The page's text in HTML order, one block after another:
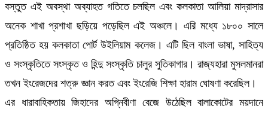
বস্তুত এই অবস্থা অব্যাহত গতিতে চলছিল এবং কলকাতা আলিয়া মাদ্রাসার
অনেক শাখা প্রশাখা ছড়িয়ে পড়েছিল এই অঞ্চলে। এরি মধ্যে ১৮০০ সালে
প্রতিষ্ঠিত হয় কলকাতা পোর্ট উইলিয়াম কলেজ। এটি ছিল বাংলা ভাষা, সাহিত্য
ও সংস্কৃতিতে সংস্কৃত ও হিন্দু সংস্কৃতি চালুর সুতিকাগার। রাজ্যহারা মুসলমানরা
তখন ইংরেজদের শত্রু জ্ঞান করত এবং ইংরেজি শিক্ষা হারাম ঘোষণা করেছিল।
এর ধারাবাহিকতায় জিহাদের অগ্নিবীণা বেজে উঠেছিল বালাকোটের ময়দানে